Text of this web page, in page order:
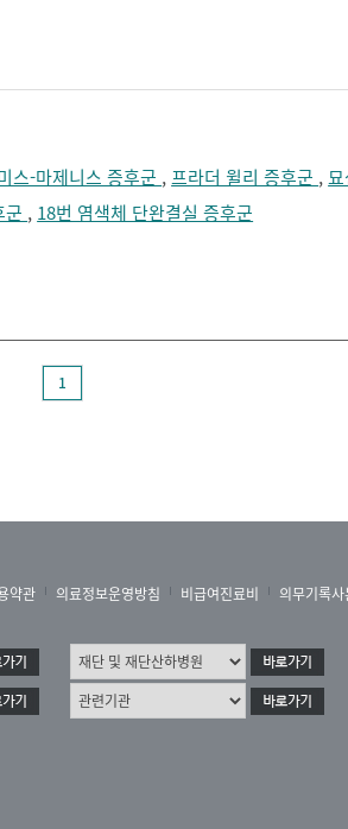
스-마제니스 증후군 ,프라더 윌리 증후군 ,
군 , 18번 염색체 단완결실 증후군
1
약관 의료정보운영방침 비급여진료비 의무기록